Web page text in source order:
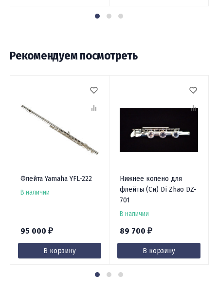
Рекомендуем посмотреть
Флейта Yamaha YFL-222
В наличии
95 000 ₽
В корзину
Нижнее колено для
флейты (Си) Di Zhao DZ-
701
В наличии
89 700 ₽
В корзину